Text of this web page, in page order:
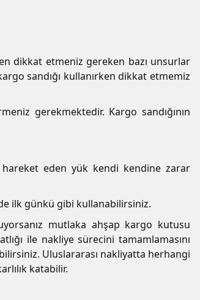
dikkat etmeniz gereken bazı unsurlar
sandığı kullanırken dikkat etmemiz
gerekmektedir. Kargo sandığının
hareket eden yük kendi kendine zarar
ilk günkü gibi kullanabilirsiniz.
mutlaka ahşap kargo kutusu
ile nakliye sürecini tamamlamasını
Uluslararası nakliyatta herhangi
katabilir.